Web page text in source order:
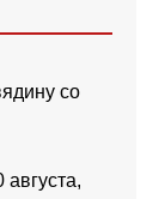
со